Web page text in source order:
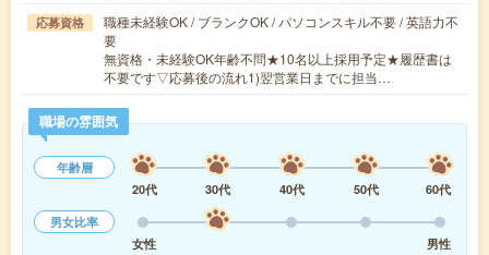
応募資格
職種未経験OK / ブランクOK / パソコンスキル不要 / 英語力不
要
無資格・未経験OK年齢不問★10名以上採用予定★履歴書は
不要です▽応募後の流れ1)翌営業日までに担当…
職場の雰囲気
年齢層
20代
30代 40代 50代
60代
男女比率
女性
男性